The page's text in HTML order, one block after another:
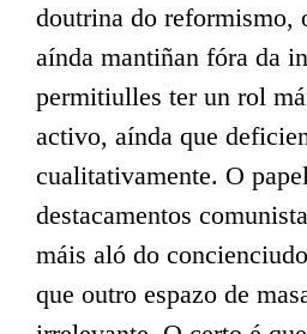
doutrina do reformismo,
aínda mantiñan fóra da
permitiulles ter un rol
activo, aínda que
cualitativamente. O
destacamentos
máis aló do
que outro espazo de